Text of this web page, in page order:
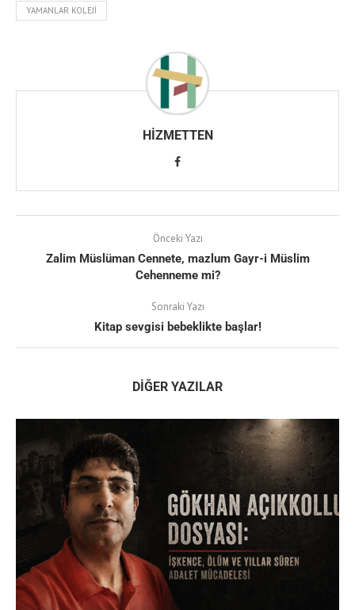
YAMANLAR KOLEJI
HIZMETTEN
Önceki Yazı
Zalim Müslüman Cennete, mazlum Gayr-i Müslim
Cehenneme mi?
Sonraki Yazı
Kitap sevgisi bebeklikte başlar!
DIĞER YAZILAR